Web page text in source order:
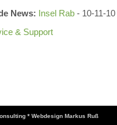
News: Insel Rab - 10-11-
& Support
* Webdesign Markus Ruß